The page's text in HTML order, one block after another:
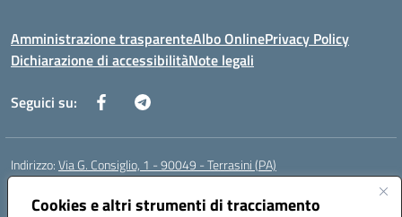
Cookies e altri strumenti di tracciamento
Amministrazione trasparenteAlbo OnlinePrivacy Policy
Dichiarazione di accessibilitàNote legali
Seguici su:
Indirizzo:Via G. Consiglio, 1 - 90049 - Terrasini (PA)
Centralino:
Posta elettronica certificata (PEC):paic88700d@pec.istruzione.it